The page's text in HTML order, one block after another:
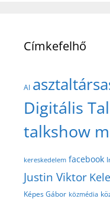
Címkefelhő
AI
Digitális
talkshow
kereskedelem facebook
Justin Viktor
Képes Gábor közmédia